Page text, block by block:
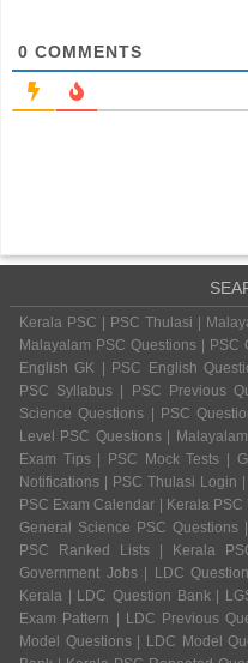
0 COMMENTS
Kerala PSC | PSC Thulasi |
Malayalam PSC Questions | PSC
English GK | PSC English
PSC Syllabus | PSC Previous
Science Questions | PSC
Level PSC Questions |
Exam Tips | PSC Mock Tests |
Notifications | PSC Thulasi Login
PSC Exam Calendar | Kerala
General Science PSC
PSC Ranked Lists | Kerala
Government Jobs | LDC
Kerala | LDC Question Bank |
Exam Pattern | LDC Previous
Model Questions | LDC Model